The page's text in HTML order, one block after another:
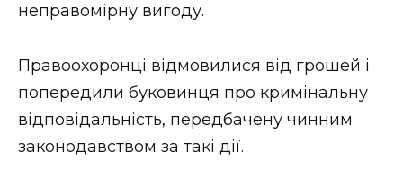
неправомірну вигоду.
Правоохоронці відмовилися від грошей і
попередили буковинця про кримінальну
відповідальність, передбачену чинним
законодавством за такі дії.